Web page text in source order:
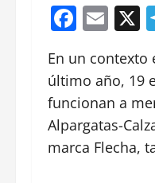
X
En un contexto
último año, 19
funcionan a
Alpargatas-
marca Flecha,